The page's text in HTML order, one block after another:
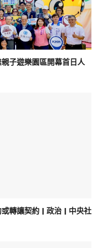
子遊樂園區開幕首日人
轉讓契約 | 政治 | 中央社